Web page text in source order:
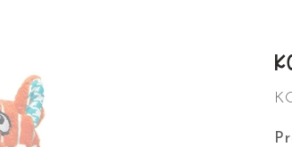
Despachos a toda la Región de